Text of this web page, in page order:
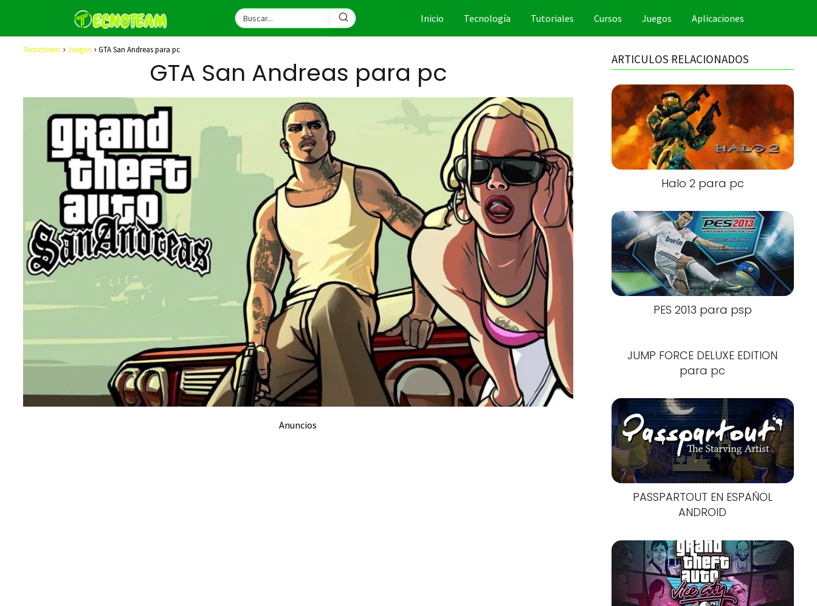
Inicio Tecnología Tutoriales Cursos Juegos Aplicaciones
Tecnoteam Juegos GTA San Andreas para pc
GTA San Andreas para pc
Anuncios
ARTICULOS RELACIONADOS
Halo 2 para pc
PES 2013 para psp
JUMP FORCE DELUXE EDITION
para pc
PASSPARTOUT EN ESPAÑOL
ANDROID